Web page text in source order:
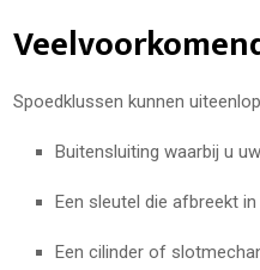
Spoedklussen kunnen
Buitensluiting waarbij u
Een sleutel die afbreekt
Een cilinder of